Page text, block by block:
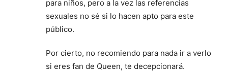
para niños, pero a la vez las referencias
sexuales no sé si lo hacen apto para este
público.
Por cierto, no recomiendo para nada ir a verlo
si eres fan de Queen, te decepcionará.